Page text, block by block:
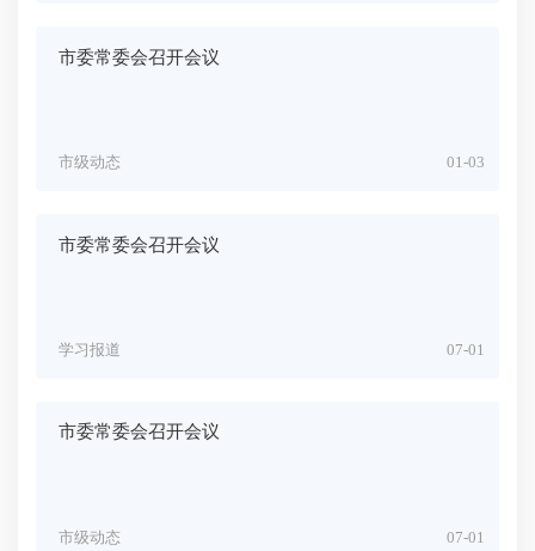
市委常委会召开会议
01-03
市级动态
市委常委会召开会议
07-01
学习报道
市委常委会召开会议
07-01
市级动态